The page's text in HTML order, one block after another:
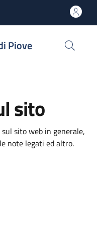
Piove
sito
sito web in generale,
note legati ed altro.